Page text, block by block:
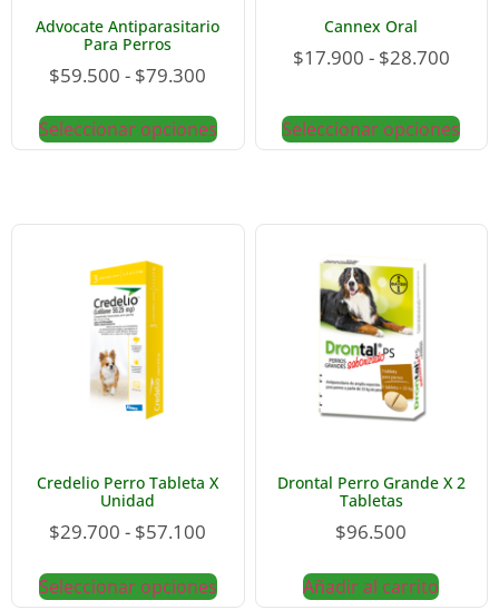
Advocate Antiparasitario
Para Perros
$59.500 - $79.300
Seleccionar opciones
Cannex Oral
$17.900 - $28.700
Seleccionar opciones
Credelio Perro Tableta X
Unidad
$29.700 - $57.100
Seleccionar opciones
Drontal Perro Grande X 2
Tabletas
$96.500
Añadir al carrito